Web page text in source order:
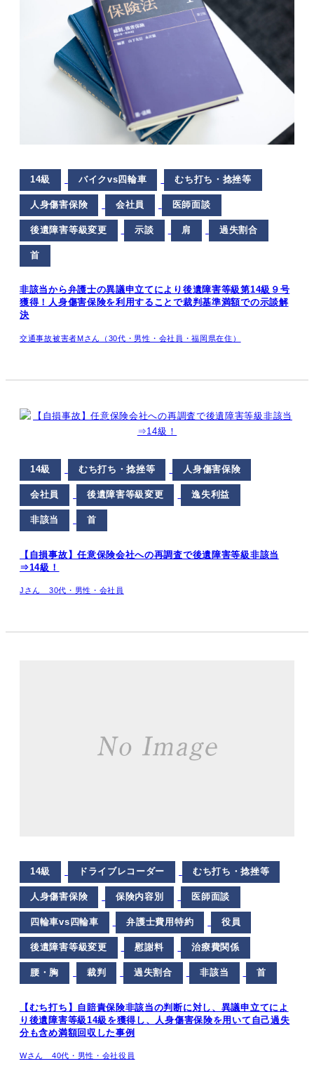
14級 バイクvs四輪車 むち打ち・捻挫等
人身傷害保険 会社員 医師面談
後遺障害等級変更 示談 肩 過失割合
首
非該当から弁護士の異議申立てにより後遺障害等級第14級９号
獲得！人身傷害保険を利用することで裁判基準満額での示談解
決
交通事故被害者Mさん（30代・男性・会社員・福岡県在住）
14級 むち打ち・捻挫等 人身傷害保険
会社員 後遺障害等級変更 逸失利益
非該当 首
【自損事故】任意保険会社への再調査で後遺障害等級非該当
⇒14級！
Jさん 30代・男性・会社員
14級 ドライブレコーダー むち打ち・捻挫等
人身傷害保険 保険内容別 医師面談
四輪車vs四輪車 弁護士費用特約 役員
後遺障害等級変更 慰謝料 治療費関係
腰・胸 裁判 過失割合 非該当 首
【むち打ち】自賠責保険非該当の判断に対し、異議申立てによ
り後遺障害等級14級を獲得し、人身傷害保険を用いて自己過失
分も含め満額回収した事例
Wさん 40代・男性・会社役員